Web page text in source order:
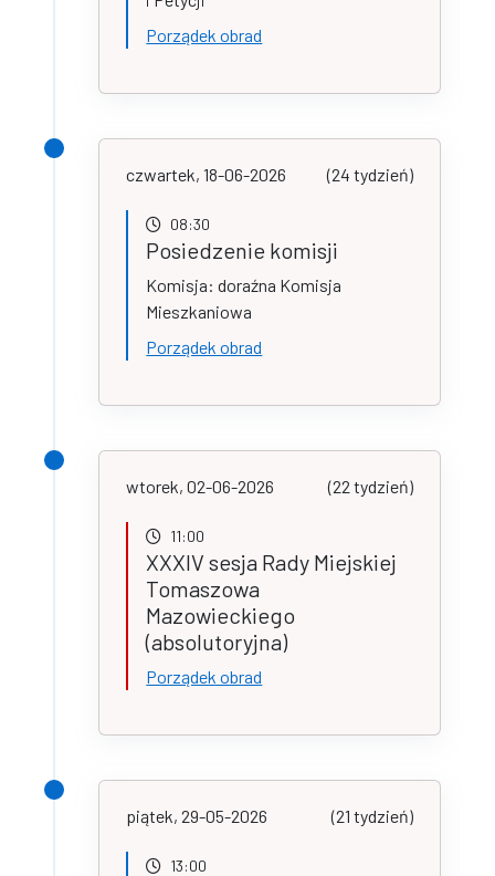
Porządek obrad
czwartek, 18-06-2026 (24 tydzień)
08:30
Posiedzenie komisji
Komisja: doraźna Komisja
Mieszkaniowa
Porządek obrad
wtorek, 02-06-2026 (22 tydzień)
11:00
XXXIV sesja Rady Miejskiej
Tomaszowa
Mazowieckiego
(absolutoryjna)
Porządek obrad
piątek, 29-05-2026 (21 tydzień)
13:00